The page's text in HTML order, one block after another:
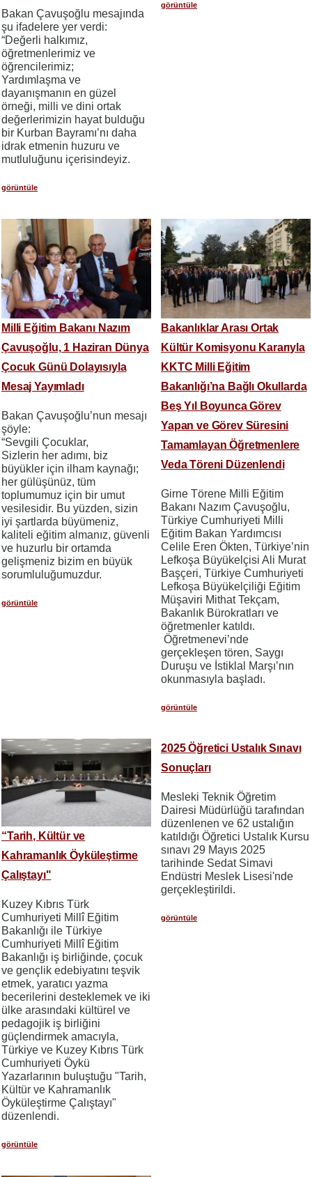
Bakan Çavuşoğlu mesajında
şu ifadelere yer verdi:
“Değerli halkımız,
öğretmenlerimiz ve
öğrencilerimiz;
Yardımlaşma ve
dayanışmanın en güzel
örneği, milli ve dini ortak
değerlerimizin hayat bulduğu
bir Kurban Bayramı’nı daha
idrak etmenin huzuru ve
mutluluğunu içerisindeyiz.
görüntüle
görüntüle
Milli Eğitim Bakanı Nazım
Çavuşoğlu, 1 Haziran Dünya
Çocuk Günü Dolayısıyla
Mesaj Yayımladı
Bakan Çavuşoğlu’nun mesajı
şöyle:
“Sevgili Çocuklar,
Sizlerin her adımı, biz
büyükler için ilham kaynağı;
her gülüşünüz, tüm
toplumumuz için bir umut
vesilesidir. Bu yüzden, sizin
iyi şartlarda büyümeniz,
kaliteli eğitim almanız, güvenli
ve huzurlu bir ortamda
gelişmeniz bizim en büyük
sorumluluğumuzdur.
görüntüle
Bakanlıklar Arası Ortak
Kültür Komisyonu Kararıyla
KKTC Milli Eğitim
Bakanlığı’na Bağlı Okullarda
Beş Yıl Boyunca Görev
Yapan ve Görev Süresini
Tamamlayan Öğretmenlere
Veda Töreni Düzenlendi
Girne Törene Milli Eğitim
Bakanı Nazım Çavuşoğlu,
Türkiye Cumhuriyeti Milli
Eğitim Bakan Yardımcısı
Celile Eren Ökten, Türkiye’nin
Lefkoşa Büyükelçisi Ali Murat
Başçeri, Türkiye Cumhuriyeti
Lefkoşa Büyükelçiliği Eğitim
Müşaviri Mithat Tekçam,
Bakanlık Bürokratları ve
öğretmenler katıldı.
Öğretmenevi’nde
gerçekleşen tören, Saygı
Duruşu ve İstiklal Marşı’nın
okunmasıyla başladı.
görüntüle
“Tarih, Kültür ve
Kahramanlık Öyküleştirme
Çalıştayı"
Kuzey Kıbrıs Türk
Cumhuriyeti Millî Eğitim
Bakanlığı ile Türkiye
Cumhuriyeti Millî Eğitim
Bakanlığı iş birliğinde, çocuk
ve gençlik edebiyatını teşvik
etmek, yaratıcı yazma
becerilerini desteklemek ve iki
ülke arasındaki kültürel ve
pedagojik iş birliğini
güçlendirmek amacıyla,
Türkiye ve Kuzey Kıbrıs Türk
Cumhuriyeti Öykü
Yazarlarının buluştuğu "Tarih,
Kültür ve Kahramanlık
Öyküleştirme Çalıştayı"
düzenlendi.
görüntüle
2025 Öğretici Ustalık Sınavı
Sonuçları
Mesleki Teknik Öğretim
Dairesi Müdürlüğü tarafından
düzenlenen ve 62 ustalığın
katıldığı Öğretici Ustalık Kursu
sınavı 29 Mayıs 2025
tarihinde Sedat Simavi
Endüstri Meslek Lisesi'nde
gerçekleştirildi.
görüntüle